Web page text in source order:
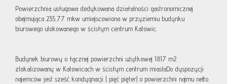
Powierzchnia usługowa dedykowana działalności gastronomicznej
obejmująca 235,77 mkw umiejscowiona w przyziemiu budynku
biurowego ulokowanego w ścisłym centrum Katowic.
Budynek biurowy o łącznej powierzchni użytkowej 1817 m2
zlokalizowany w Katowicach w ścisłym centrum miastaDo dyspozycji
najemców jest sześć kondygnacji ( pięć pięter) o powierzchni najmu netto